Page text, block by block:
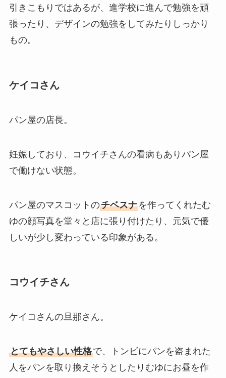
引きこもりではあるが、進学校に進んで勉強を頑
張ったり、デザインの勉強をしてみたりしっかり
もの。
ケイコさん
パン屋の店長。
妊娠しており、コウイチさんの看病もありパン屋
で働けない状態。
パン屋のマスコットのチベスナを作ってくれたむ
ゆの顔写真を堂々と店に張り付けたり、元気で優
しいが少し変わっている印象がある。
コウイチさん
ケイコさんの旦那さん。
とてもやさしい性格で、トンビにパンを盗まれた
人をパンを取り換えそうとしたりむゆにお昼を作